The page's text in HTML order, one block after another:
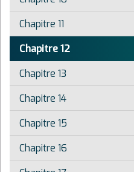
Chapitre 11
Chapitre 12
Chapitre 13
Chapitre 14
Chapitre 15
Chapitre 16